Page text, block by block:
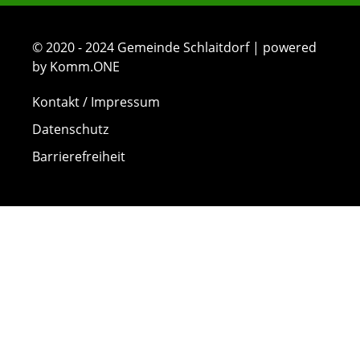
© 2020 - 2024 Gemeinde Schlaitdorf | powered
by Komm.ONE
Kontakt / Impressum
Datenschutz
Barrierefreiheit